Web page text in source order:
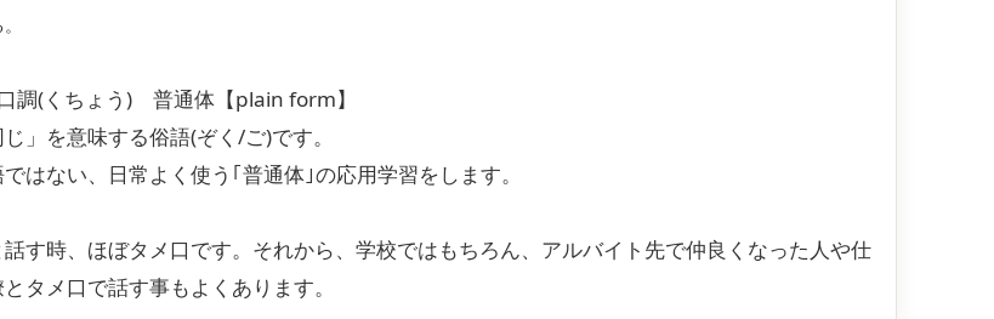
調(くちょう) 普通体【plain form】
」を意味する俗語(ぞく/ご)です。
はない、日常よく使う｢普通体｣の応用学習をします。
す時、ほぼタメ口です。それから、学校ではもちろん、アルバイト先で仲良くなった人や仕
タメ口で話す事もよくあります。